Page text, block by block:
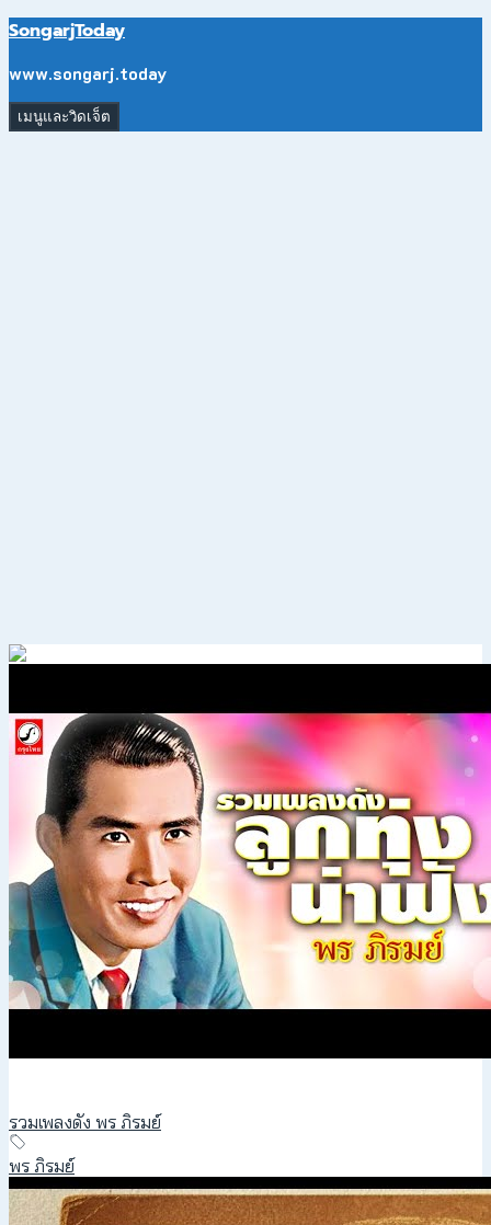
ข้าม
ยัง
SongarjToday
www.songarj.today
เมนูและวิดเจ็ต
รวมเพลงดัง พร ภิรมย์
พร ภิรมย์